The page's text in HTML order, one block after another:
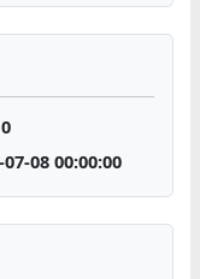
07-08 00:00:00